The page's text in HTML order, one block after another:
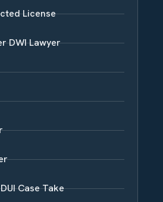
License
DWI Lawyer
Case Take